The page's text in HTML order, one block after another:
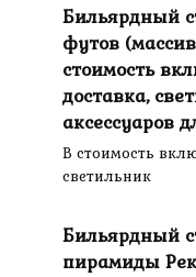
Бильярдный
футов
стоимость
доставка,
аксессуаров
В стоимость
светильник
Бильярдный
пирамиды